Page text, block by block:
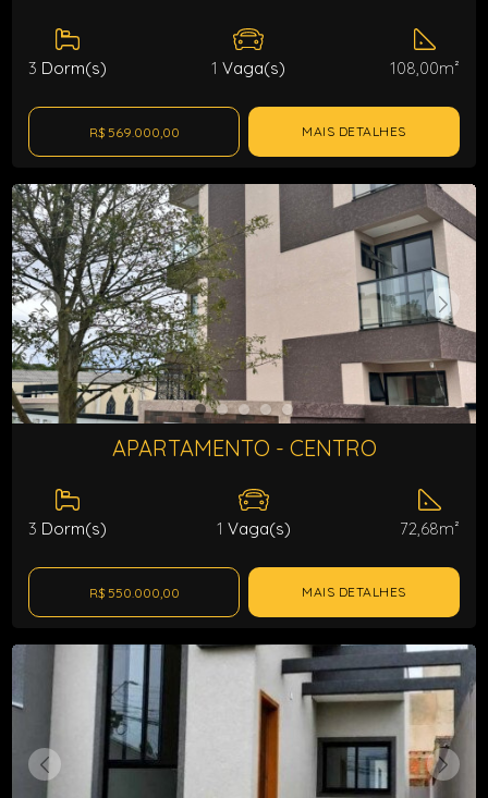
3 Dorm(s) 1 Vaga(s) 108,00m²
R$ 569.000,00 MAIS DETALHES
APARTAMENTO - CENTRO
3 Dorm(s) 1 Vaga(s) 72,68m²
R$ 550.000,00 MAIS DETALHES